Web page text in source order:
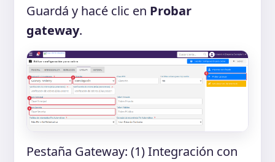
Guardá y hacé clic en Probar
gateway.
Pestaña Gateway: (1) Integración con